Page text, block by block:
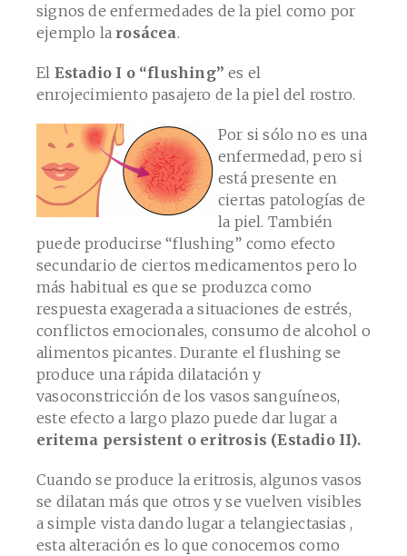
signos de enfermedades de la piel como por
ejemplo la rosácea.
El Estadio I o “flushing” es el
enrojecimiento pasajero de la piel del rostro.
Por si sólo no es una
enfermedad, pero si
está presente en
ciertas patologías de
la piel. También
puede producirse “flushing” como efecto
secundario de ciertos medicamentos pero lo
más habitual es que se produzca como
respuesta exagerada a situaciones de estrés,
conflictos emocionales, consumo de alcohol o
alimentos picantes. Durante el flushing se
produce una rápida dilatación y
vasoconstricción de los vasos sanguíneos,
este efecto a largo plazo puede dar lugar a
eritema persistent o eritrosis (Estadio II).
Cuando se produce la eritrosis, algunos vasos
se dilatan más que otros y se vuelven visibles
a simple vista dando lugar a telangiectasias ,
esta alteración es lo que conocemos como